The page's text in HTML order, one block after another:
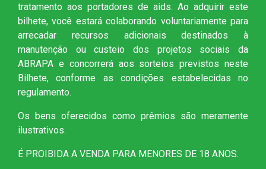
tratamento aos portadores de aids. Ao adquirir este
bilhete, você estará colaborando voluntariamente para
arrecadar recursos adicionais destinados à
manutenção ou custeio dos projetos sociais da
ABRAPA e concorrerá aos sorteios previstos neste
Bilhete, conforme as condições estabelecidas no
regulamento.
Os bens oferecidos como prêmios são meramente
ilustrativos.
É PROIBIDA A VENDA PARA MENORES DE 18 ANOS.